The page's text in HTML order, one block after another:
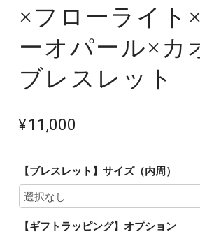
×フローライト
ーオパール×カ
ブレスレット
¥11,000
【ブレスレット】サイズ（内周）
【ギフトラッピング】オプション